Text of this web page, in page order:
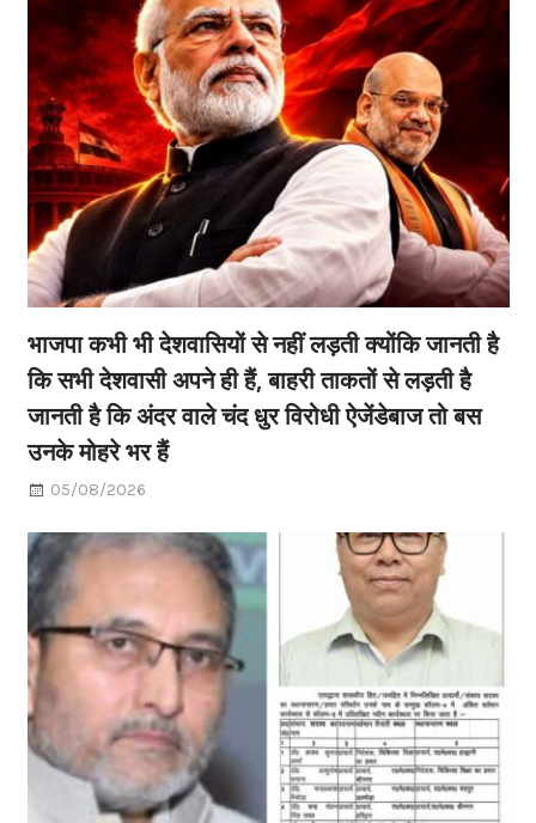
भाजपा कभी भी देशवासियों से नहीं लड़ती क्योंकि जानती है
कि सभी देशवासी अपने ही हैं, बाहरी ताकतों से लड़ती है
जानती है कि अंदर वाले चंद धुर विरोधी ऐजेंडेबाज तो बस
उनके मोहरे भर हैं
05/08/2026